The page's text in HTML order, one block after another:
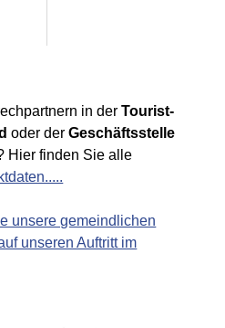
in derTourist-
oder derGeschäftsstelle
Hier finden Sie alle
unsere gemeindlichen
unseren Auftritt im